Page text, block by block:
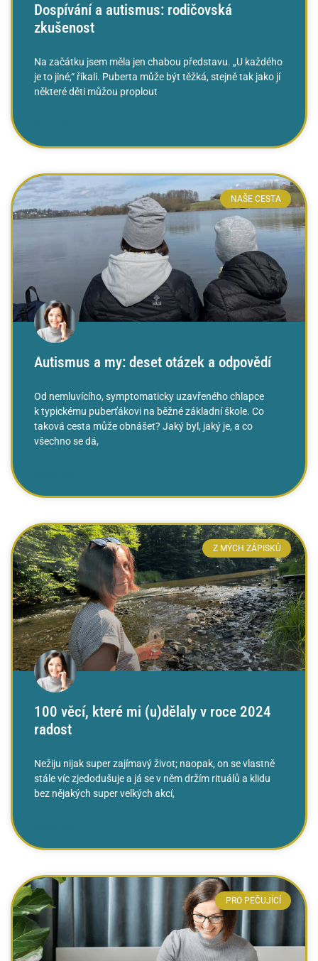
Dospívání a autismus: rodičovská
zkušenost
Na začátku jsem měla jen chabou představu. „U každého
je to jiné,“ říkali. Puberta může být těžká, stejně tak jako jí
některé děti můžou proplout
NAŠE CESTA
Autismus a my: deset otázek a odpovědí
Od nemluvícího, symptomaticky uzavřeného chlapce
k typickému puberťákovi na běžné základní škole. Co
taková cesta může obnášet? Jaký byl, jaký je, a co
všechno se dá,
Z MÝCH ZÁPISKŮ
100 věcí, které mi (u)dělaly v roce 2024
radost
Nežiju nijak super zajímavý život; naopak, on se vlastně
stále víc zjedodušuje a já se v něm držím rituálů a klidu
bez nějakých super velkých akcí,
PRO PEČUJÍCÍ